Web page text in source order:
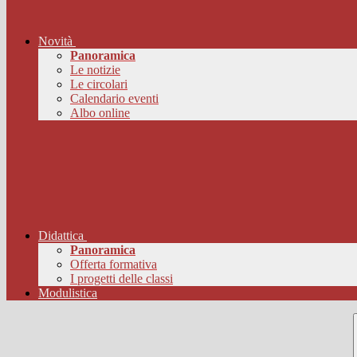
Novità
Panoramica
Le notizie
Le circolari
Calendario eventi
Albo online
Didattica
Panoramica
Offerta formativa
I progetti delle classi
Modulistica